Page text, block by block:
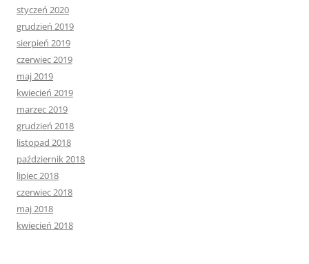
styczeń 2020
grudzień 2019
sierpień 2019
czerwiec 2019
maj 2019
kwiecień 2019
marzec 2019
grudzień 2018
listopad 2018
październik 2018
lipiec 2018
czerwiec 2018
maj 2018
kwiecień 2018